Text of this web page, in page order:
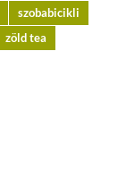
szobabicikli
zöld tea